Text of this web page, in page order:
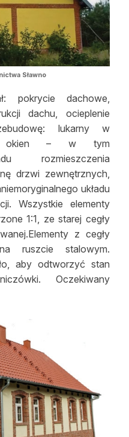
Sławno
pokrycie dachowe,
dachu, ocieplenie
lukarny w
okien – w tym
rozmieszczenia
drzwi zewnętrznych,
układu
Wszystkie elementy
1:1, ze starej cegły
z cegły
ruszcie stalowym.
aby odtworzyć stan
Oczekiwany